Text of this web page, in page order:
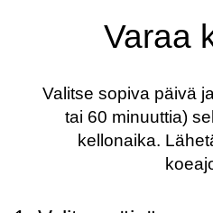
Varaa
Valitse sopiva päivä
tai 60 minuuttia)
kellonaika.